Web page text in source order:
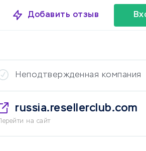
Добавить отзыв
Неподтвержденная компания
russia.resellerclub.com
Перейти на сайт